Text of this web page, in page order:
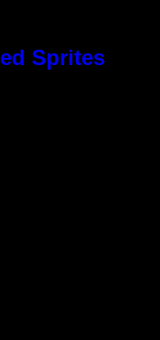
Sprites